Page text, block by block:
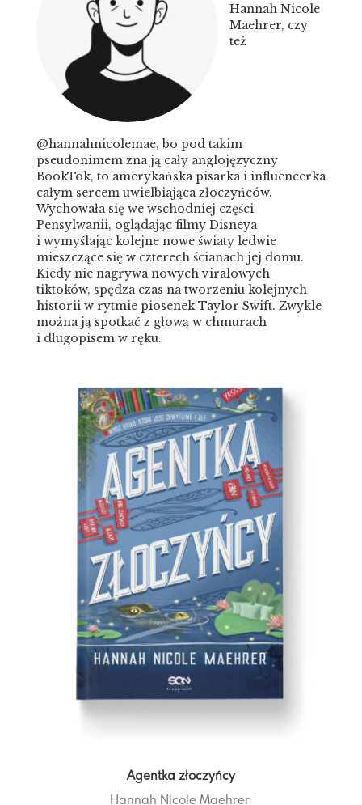
Hannah Nicole
Maehrer, czy
też
@hannahnicolemae, bo pod takim
pseudonimem zna ją cały anglojęzyczny
BookTok, to amerykańska pisarka i influencerka
całym sercem uwielbiająca złoczyńców.
Wychowała się we wschodniej części
Pensylwanii, oglądając filmy Disneya
i wymyślając kolejne nowe światy ledwie
mieszczące się w czterech ścianach jej domu.
Kiedy nie nagrywa nowych viralowych
tiktoków, spędza czas na tworzeniu kolejnych
historii w rytmie piosenek Taylor Swift. Zwykle
można ją spotkać z głową w chmurach
i długopisem w ręku.
Agentka złoczyńcy
Hannah Nicole Maehrer